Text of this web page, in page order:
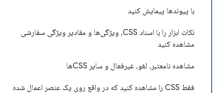
با پیوندها پیمایش کنید
نکات ابزار را با اسناد CSS، ویژگی‌ها و مقادیر ویژگی سفارشی
مشاهده کنید
مشاهده نامعتبر، لغو، غیرفعال و سایر CSSها
فقط CSS را مشاهده کنید که در واقع روی یک عنصر اعمال شده